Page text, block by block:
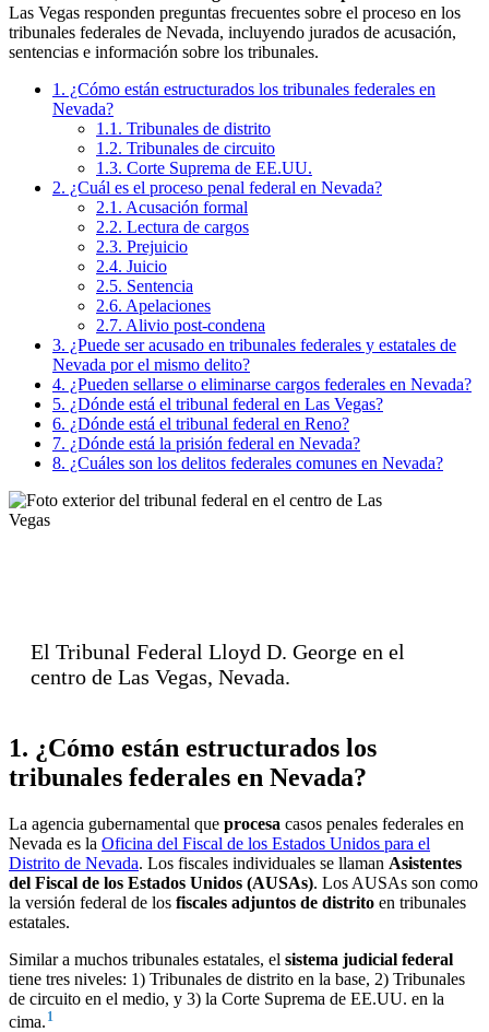
Las Vegas responden preguntas frecuentes sobre el proceso en los
tribunales federales de Nevada, incluyendo jurados de acusación,
sentencias e información sobre los tribunales.
1. ¿Cómo están estructurados los tribunales federales en
Nevada?
1.1. Tribunales de distrito
1.2. Tribunales de circuito
1.3. Corte Suprema de EE.UU.
2. ¿Cuál es el proceso penal federal en Nevada?
2.1. Acusación formal
2.2. Lectura de cargos
2.3. Prejuicio
2.4. Juicio
2.5. Sentencia
2.6. Apelaciones
2.7. Alivio post-condena
3. ¿Puede ser acusado en tribunales federales y estatales de
Nevada por el mismo delito?
4. ¿Pueden sellarse o eliminarse cargos federales en Nevada?
5. ¿Dónde está el tribunal federal en Las Vegas?
6. ¿Dónde está el tribunal federal en Reno?
7. ¿Dónde está la prisión federal en Nevada?
8. ¿Cuáles son los delitos federales comunes en Nevada?
El Tribunal Federal Lloyd D. George en el
centro de Las Vegas, Nevada.
1. ¿Cómo están estructurados los
tribunales federales en Nevada?
La agencia gubernamental que procesa casos penales federales en
Nevada es la Oficina del Fiscal de los Estados Unidos para el
Distrito de Nevada. Los fiscales individuales se llaman Asistentes
del Fiscal de los Estados Unidos (AUSAs). Los AUSAs son como
la versión federal de los fiscales adjuntos de distrito en tribunales
estatales.
Similar a muchos tribunales estatales, el sistema judicial federal
tiene tres niveles: 1) Tribunales de distrito en la base, 2) Tribunales
de circuito en el medio, y 3) la Corte Suprema de EE.UU. en la
cima. 1